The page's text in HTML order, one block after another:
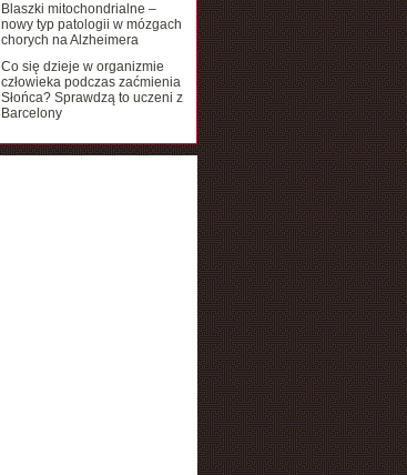
Blaszki mitochondrialne –
nowy typ patologii w mózgach
chorych na Alzheimera
Co się dzieje w organizmie
człowieka podczas zaćmienia
Słońca? Sprawdzą to uczeni z
Barcelony